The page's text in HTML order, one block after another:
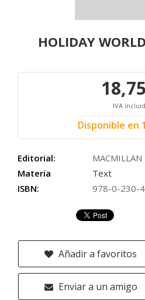
HOLIDAY
IVA
Disponible en
Editorial:
MACMILLAN
Materia
Text
ISBN:
978-0-230-
Añadir a favoritos
Enviar a un amigo